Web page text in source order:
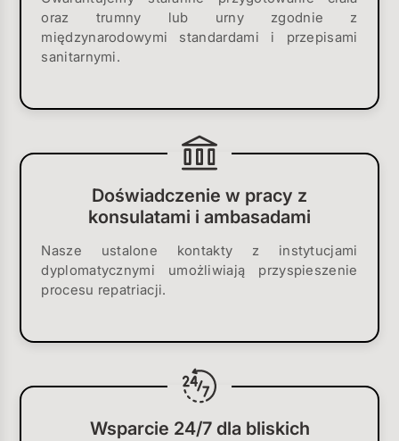
oraz trumny lub urny zgodnie z
międzynarodowymi standardami i przepisami
sanitarnymi.
Doświadczenie w pracy z
konsulatami i ambasadami
Nasze ustalone kontakty z instytucjami
dyplomatycznymi umożliwiają przyspieszenie
procesu repatriacji.
Wsparcie 24/7 dla bliskich